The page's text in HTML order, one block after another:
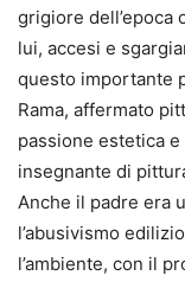
grigiore dell’epoca
lui, accesi e
questo importante
Rama, affermato
passione estetica
insegnante di
Anche il padre era
l’abusivismo
l’ambiente, con il